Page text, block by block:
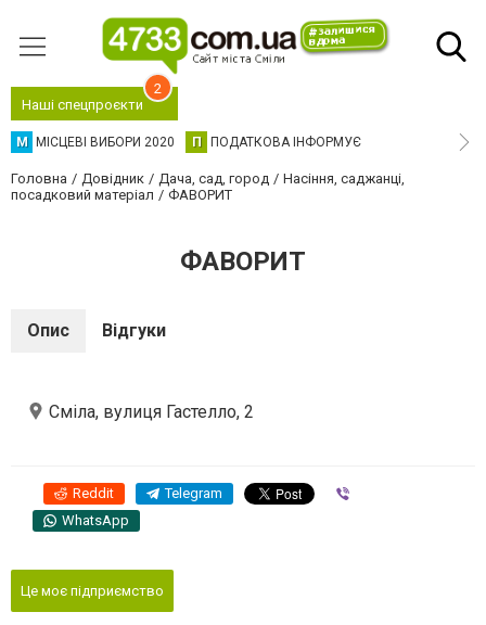
Наші спецпроєкти
2
М МІСЦЕВІ ВИБОРИ 2020 П ПОДАТКОВА ІНФОРМУЄ
Головна Довідник Дача, сад, город
Насіння, саджанці,
посадковий матеріал
ФАВОРИТ
ФАВОРИТ
Опис Відгуки
Сміла, вулиця Гастелло, 2
Reddit Telegram
WhatsApp
Це моє підприємство